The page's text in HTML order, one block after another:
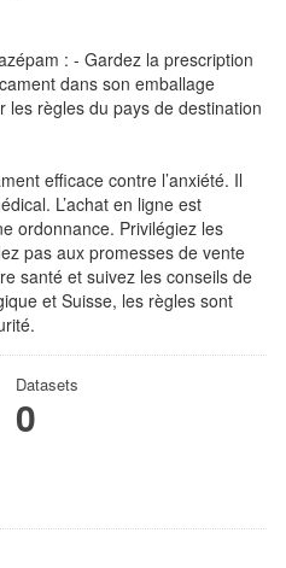
: - Gardez la prescription
dans son emballage
les règles du pays de destination
efficace contre l’anxiété. Il
L’achat en ligne est
ordonnance. Privilégiez les
pas aux promesses de vente
santé et suivez les conseils de
et Suisse, les règles sont
Datasets
0